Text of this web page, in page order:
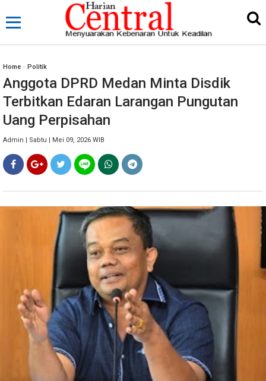
Home » Politik
Anggota DPRD Medan Minta Disdik
Terbitkan Edaran Larangan Pungutan
Uang Perpisahan
Admin | Sabtu | Mei 09, 2026 WIB